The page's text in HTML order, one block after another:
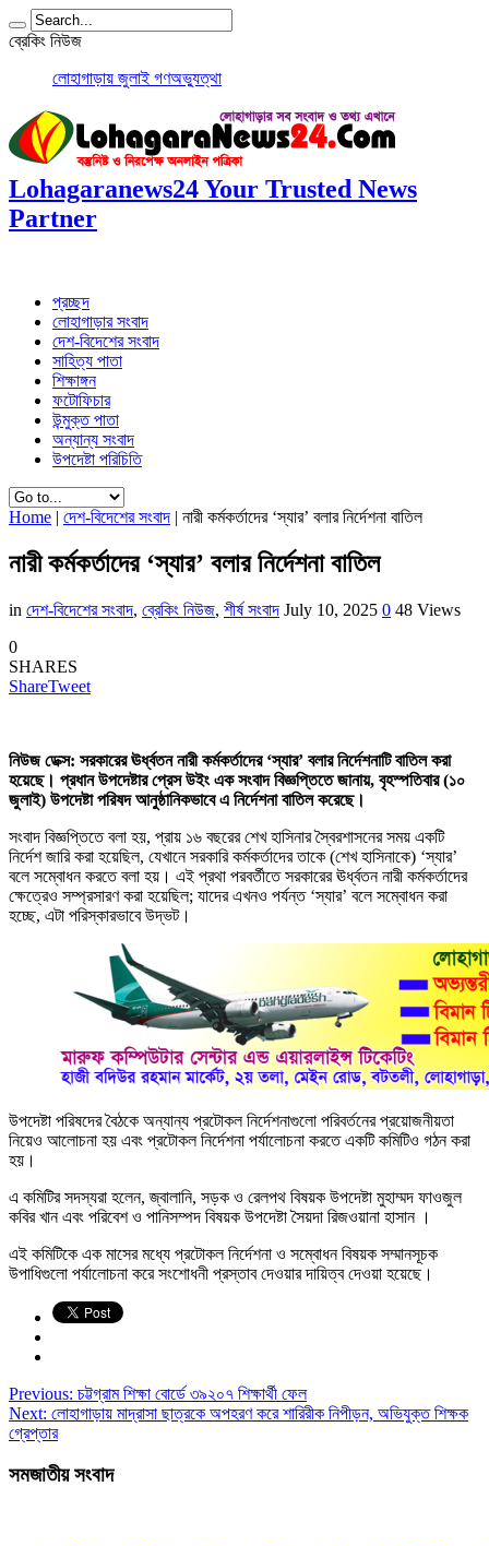
ব্রেকিং নিউজ
লোহাগাড়ায় জুলাই গণঅভ্যুত্থান দিবসে বিএন
Lohagaranews24 Your Trusted News
Partner
প্রচ্ছদ
লোহাগাড়ার সংবাদ
দেশ-বিদেশের সংবাদ
সাহিত্য পাতা
শিক্ষাঙ্গন
ফটোফিচার
উন্মুক্ত পাতা
অন্যান্য সংবাদ
উপদেষ্টা পরিচিতি
Home | দেশ-বিদেশের সংবাদ | নারী কর্মকর্তাদের ‘স্যার’ বলার নির্দেশনা বাতিল
নারী কর্মকর্তাদের ‘স্যার’ বলার নির্দেশনা বাতিল
in দেশ-বিদেশের সংবাদ, ব্রেকিং নিউজ, শীর্ষ সংবাদ July 10, 2025 0 48 Views
0
SHARES
ShareTweet
নিউজ ডেক্স: সরকারের ঊর্ধ্বতন নারী কর্মকর্তাদের ‘স্যার’ বলার নির্দেশনাটি বাতিল করা
হয়েছে। প্রধান উপদেষ্টার প্রেস উইং এক সংবাদ বিজ্ঞপ্তিতে জানায়, বৃহস্পতিবার (১০
জুলাই) উপদেষ্টা পরিষদ আনুষ্ঠানিকভাবে এ নির্দেশনা বাতিল করেছে।
সংবাদ বিজ্ঞপ্তিতে বলা হয়, প্রায় ১৬ বছরের শেখ হাসিনার স্বৈরশাসনের সময় একটি
নির্দেশ জারি করা হয়েছিল, যেখানে সরকারি কর্মকর্তাদের তাকে (শেখ হাসিনাকে) ‘স্যার’
বলে সম্বোধন করতে বলা হয়। এই প্রথা পরবর্তীতে সরকারের ঊর্ধ্বতন নারী কর্মকর্তাদের
ক্ষেত্রেও সম্প্রসারণ করা হয়েছিল; যাদের এখনও পর্যন্ত ‘স্যার’ বলে সম্বোধন করা
হচ্ছে, এটা পরিস্কারভাবে উদ্ভট।
উপদেষ্টা পরিষদের বৈঠকে অন্যান্য প্রটোকল নির্দেশনাগুলো পরিবর্তনের প্রয়োজনীয়তা
নিয়েও আলোচনা হয় এবং প্রটোকল নির্দেশনা পর্যালোচনা করতে একটি কমিটিও গঠন করা
হয়।
এ কমিটির সদস্যরা হলেন, জ্বালানি, সড়ক ও রেলপথ বিষয়ক উপদেষ্টা মুহাম্মদ ফাওজুল
কবির খান এবং পরিবেশ ও পানিসম্পদ বিষয়ক উপদেষ্টা সৈয়দা রিজওয়ানা হাসান ।
এই কমিটিকে এক মাসের মধ্যে প্রটোকল নির্দেশনা ও সম্বোধন বিষয়ক সম্মানসূচক
উপাধিগুলো পর্যালোচনা করে সংশোধনী প্রস্তাব দেওয়ার দায়িত্ব দেওয়া হয়েছে।
Previous: চট্টগ্রাম শিক্ষা বোর্ডে ৩৯২০৭ শিক্ষার্থী ফেল
Next: লোহাগাড়ায় মাদ্রাসা ছাত্রকে অপহরণ করে শারিরীক নিপীড়ন, অভিযুক্ত শিক্ষক
গ্রেপ্তার
সমজাতীয় সংবাদ